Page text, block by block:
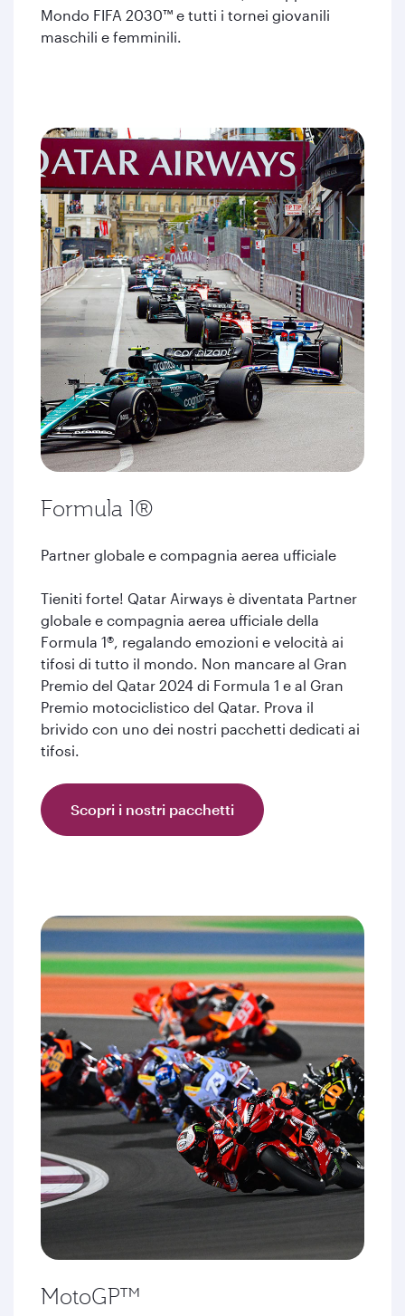
Mondo FIFA 2030™ e tutti i tornei giovanili
maschili e femminili.
Formula 1®
Partner globale e compagnia aerea ufficiale
Tieniti forte! Qatar Airways è diventata Partner
globale e compagnia aerea ufficiale della
Formula 1®, regalando emozioni e velocità ai
tifosi di tutto il mondo. Non mancare al Gran
Premio del Qatar 2024 di Formula 1 e al Gran
Premio motociclistico del Qatar. Prova il
brivido con uno dei nostri pacchetti dedicati ai
tifosi.
Scopri i nostri pacchetti
MotoGP™